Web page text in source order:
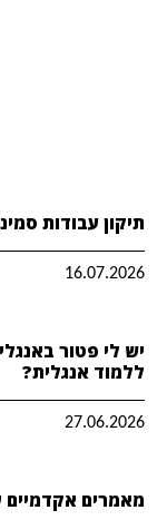
תיקון עבודות
16.07.2026
יש לי פטור
ללמוד אנגלית?
27.06.2026
מאמרים אקדמיים